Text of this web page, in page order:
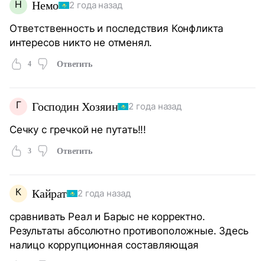
Н Немо 2 года назад
Ответственность и последствия Конфликта
интересов никто не отменял.
4 Ответить
Г Господин Хозяин 2 года назад
Сечку с гречкой не путать!!!
3 Ответить
К Кайрат 2 года назад
сравнивать Реал и Барыс не корректно.
Результаты абсолютно противоположные. Здесь
налицо коррупционная составляющая